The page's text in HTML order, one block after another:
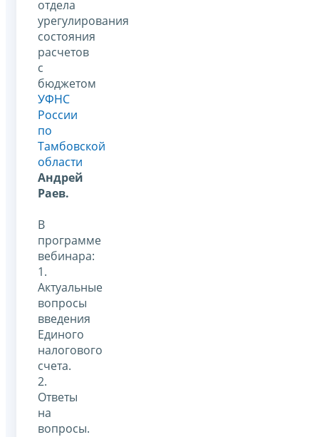
отдела
урегулирования
состояния
расчетов
с
бюджетом
УФНС
России
по
Тамбовской
области
Андрей
Раев.
В
программе
вебинара:
1.
Актуальные
вопросы
введения
Единого
налогового
счета.
2.
Ответы
на
вопросы.